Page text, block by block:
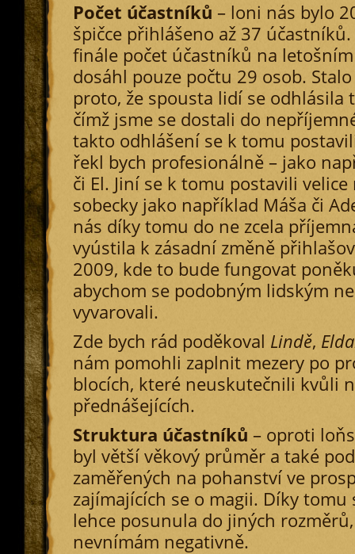
Počet účastníků – loni nás bylo
špičce přihlášeno až 37 účastníků.
finále počet účastníků na letošním
dosáhl pouze počtu 29 osob.
proto, že spousta lidí se odhlásila
čímž jsme se dostali do
takto odhlášení se k tomu
řekl bych profesionálně – jako
či El. Jiní se k tomu postavili velice
sobecky jako například Máša či
nás díky tomu do ne zcela
vyústila k zásadní změně
2009, kde to bude fungovat
abychom se podobným lidským
vyvarovali.
Zde bych rád poděkoval Lindě,
nám pomohli zaplnit mezery po
blocích, které neuskutečnili kvůli
přednášejících.
Struktura účastníků – oproti
byl větší věkový průměr a také
zaměřených na pohanství ve
zajímajících se o magii. Díky tomu
lehce posunula do jiných
nevnímám negativně.